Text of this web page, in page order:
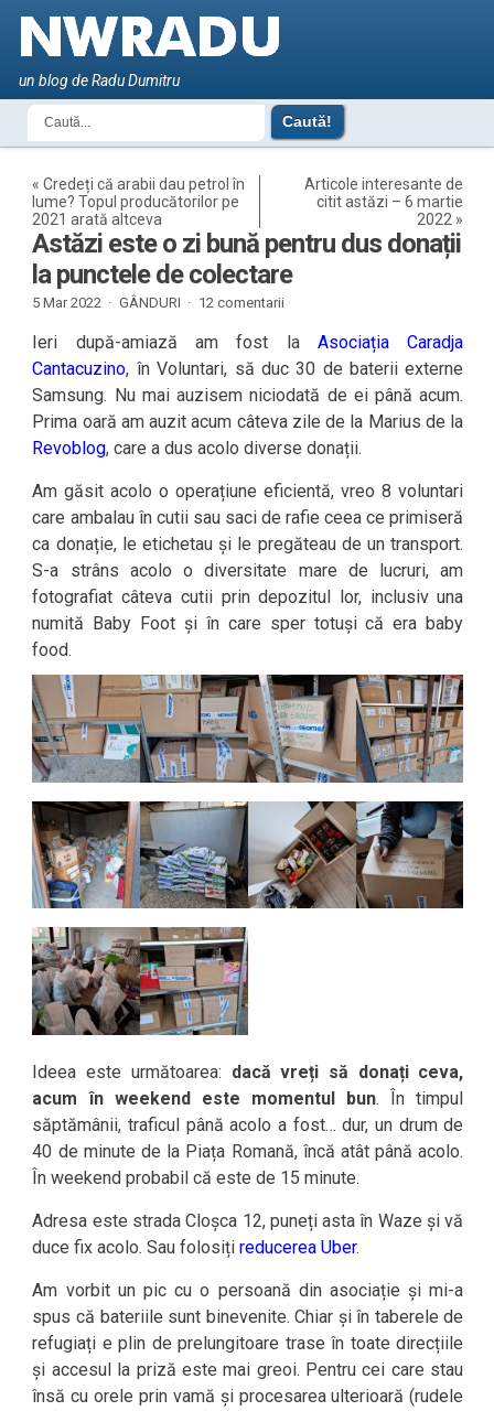
un blog de Radu Dumitru
«Credeți că arabii dau petrol în
lume? Topul producătorilor pe
2021 arată altceva
Articole interesante de
citit astăzi – 6 martie
2022 »
Astăzi este o zi bună pentru dus donații
la punctele de colectare
5 Mar 2022 · GÂNDURI · 12 comentarii
Ieri după-amiază am fost la Asociația Caradja
Cantacuzino, în Voluntari, să duc 30 de baterii externe
Samsung. Nu mai auzisem niciodată de ei până acum.
Prima oară am auzit acum câteva zile de la Marius de la
Revoblog, care a dus acolo diverse donații.
Am găsit acolo o operațiune eficientă, vreo 8 voluntari
care ambalau în cutii sau saci de rafie ceea ce primiseră
ca donație, le etichetau și le pregăteau de un transport.
S-a strâns acolo o diversitate mare de lucruri, am
fotografiat câteva cutii prin depozitul lor, inclusiv una
numită Baby Foot și în care sper totuși că era baby
food.
Ideea este următoarea: dacă vreți să donați ceva,
acum în weekend este momentul bun. În timpul
săptămânii, traficul până acolo a fost… dur, un drum de
40 de minute de la Piața Romană, încă atât până acolo.
În weekend probabil că este de 15 minute.
Adresa este strada Cloșca 12, puneți asta în Waze și vă
duce fix acolo. Sau folosițireducerea Uber.
Am vorbit un pic cu o persoană din asociație și mi-a
spus că bateriile sunt binevenite. Chiar și în taberele de
refugiați e plin de prelungitoare trase în toate direcțiile
și accesul la priză este mai greoi. Pentru cei care stau
însă cu orele prin vamă și procesarea ulterioară (rudele